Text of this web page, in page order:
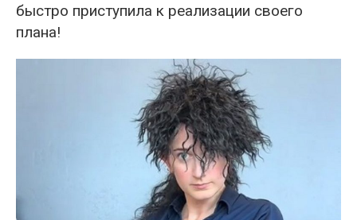
быстро приступила к реализации своего
плана!